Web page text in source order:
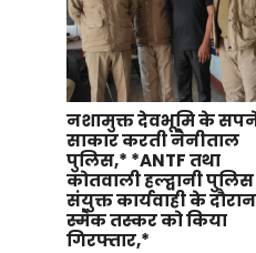
नशामुक्त देवभूमि के
साकार करती नैनीताल
पुलिस,* *ANTF तथा
कोतवाली हल्द्वानी
संयुक्त कार्यवाही के
स्मैक तस्कर को किया
गिरफ्तार,*